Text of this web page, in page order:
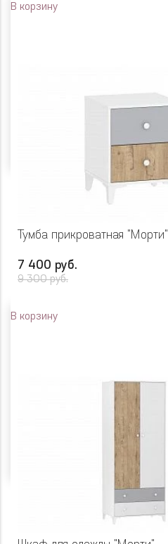
В корзину
Тумба прикроватная "Морти"
7 400 руб.
9 300 руб.
В корзину